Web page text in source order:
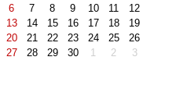
6
7 8 9 10 11
12
13
14 15 16 17 18
19
20
21 22 23 24 25
26
27
28 29 30 1 2 3